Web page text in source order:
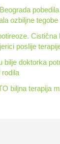
ozbiljne tegobe
Cistična
poslije
bilje doktorka
rodila
biljna terapija